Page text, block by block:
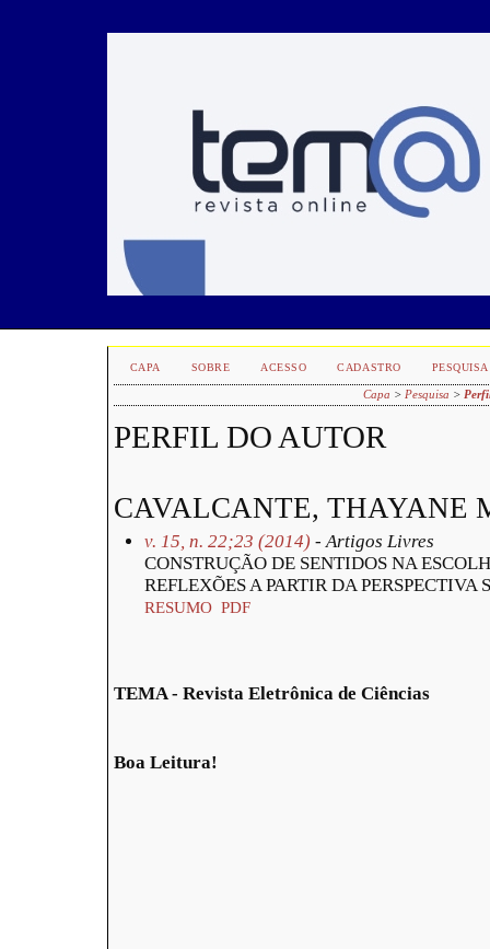
CAPA SOBRE ACESSO CADASTRO PESQUISA
Capa > Pesquisa >
PERFIL DO AUTOR
CAVALCANTE, THAYANE
v. 15, n. 22;23 (2014) - Artigos Livres
CONSTRUÇÃO DE SENTIDOS NA
REFLEXÕES A PARTIR DA PERSPECTIVA
RESUMO PDF
TEMA - Revista Eletrônica de Ciências
Boa Leitura!